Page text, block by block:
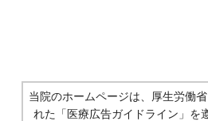
当院のホームページは、厚生労働
れた 「医療広告ガイドライン」を